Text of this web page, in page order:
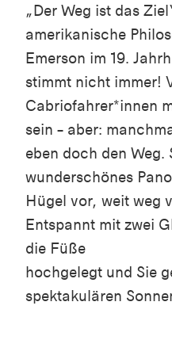
„Der Weg ist das
amerikanische
Emerson im 19.
stimmt nicht immer!
Cabriofahrer*innen
sein – aber:
eben doch den Weg.
wunderschönes
Hügel vor, weit weg
Entspannt mit zwei
die Füße
hochgelegt und Sie
spektakulären